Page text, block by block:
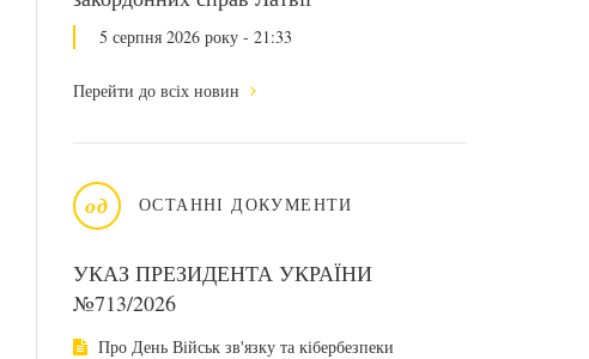
5 серпня 2026 року - 21:33
Перейти до всіх новин
од ОСТАННІ ДОКУМЕНТИ
УКАЗ ПРЕЗИДЕНТА УКРАЇНИ
№713/2026
Про День Військ зв'язку та кібербезпеки